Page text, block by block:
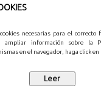
necesarias para el correcto
ampliar información sobre la
en el navegador, haga click en
canales distintos de la
de Atención al
- Sujetos obligados a
de Pozuelo de
de carácter General